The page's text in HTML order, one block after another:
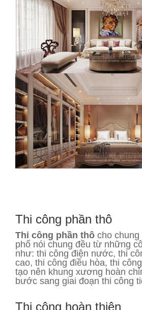
Thi công phần thô
Thi công phần thô cho
phố nói chung đều từ những
như: thi công điện nước, thi
cao, thi công điều hòa, thi
tạo nên khung xương hoàn
bước sang giai đoạn thi công
Thi công hoàn thiện